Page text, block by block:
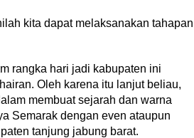
kita dapat melaksanakan tahapan
rangka hari jadi kabupaten ini
Oleh karena itu lanjut beliau,
membuat sejarah dan warna
Semarak dengan even ataupun
tanjung jabung barat.